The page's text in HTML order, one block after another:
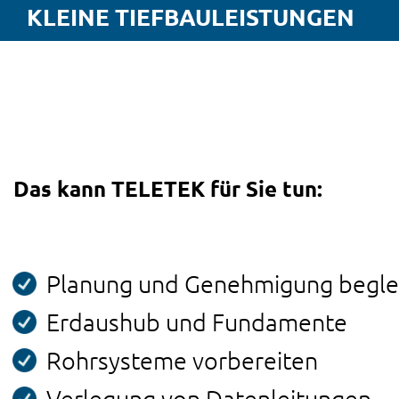
KLEINE TIEFBAULEISTUNGEN
Das kann TELETEK für Sie tun:
Planung und Genehmigung
Erdaushub und Fundamente
Rohrsysteme vorbereiten